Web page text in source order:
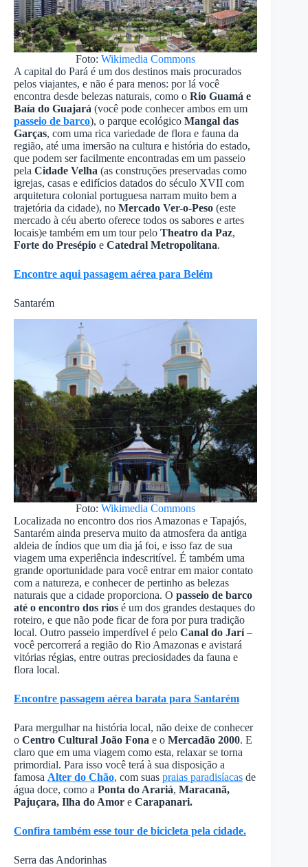
Foto:Wikimedia Commons
A capital do Pará é um dos destinos mais procurados
pelos viajantes, e não é para menos: por lá você
encontra desde belezas naturais, como o Rio Guamá e
Baía do Guajará (você pode conhecer ambos em um
passeio de barco), o parque ecológico Mangal das
Garças, com uma rica variedade de flora e fauna da
região, até uma imersão na cultura e história do estado,
que podem ser facilmente encontradas em um passeio
pela Cidade Velha (as construções preservadas como
igrejas, casas e edifícios datados do século XVII com
arquitetura colonial portuguesa narram muito bem a
trajetória da cidade), no Mercado Ver-o-Peso (este
mercado à céu aberto oferece todos os sabores e artes
locais)e também em um tour pelo Theatro da Paz,
Forte do Presépio e Catedral Metropolitana.
Encontre aqui passagem aérea para Belém
Santarém
Foto:Wikimedia Commons
Localizada no encontro dos rios Amazonas e Tapajós,
Santarém ainda preserva muito da atmosfera da antiga
aldeia de índios que um dia já foi, e isso faz de sua
viagem uma experiência indescritível. É também uma
grande oportunidade para você entrar em maior contato
com a natureza, e conhecer de pertinho as belezas
naturais que a cidade proporciona. O passeio de barco
até o encontro dos rios é um dos grandes destaques do
roteiro, e que não pode ficar de fora por pura tradição
local. Outro passeio imperdível é pelo Canal do Jarí–
você percorrerá a região do Rio Amazonas e avistará
vitórias régias, entre outras preciosidades da fauna e
flora local.
Encontre passagem aérea barata para Santarém
Para mergulhar na história local, não deixe de conhecer
o Centro Cultural João Fona e o Mercadão 2000. E
claro que em uma viagem como esta, relaxar se torna
primordial. Para isso você terá à sua disposição a
famosa Alter do Chão, com suas praias paradisíacas de
água doce, como a Ponta do Arariá, Maracanã,
Pajuçara, Ilha do Amor e Carapanari.
Confira também esse tour de bicicleta pela cidade.
Serra das Andorinhas